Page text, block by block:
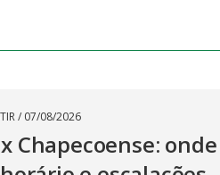
/ 07/08/2026
Chapecoense: onde